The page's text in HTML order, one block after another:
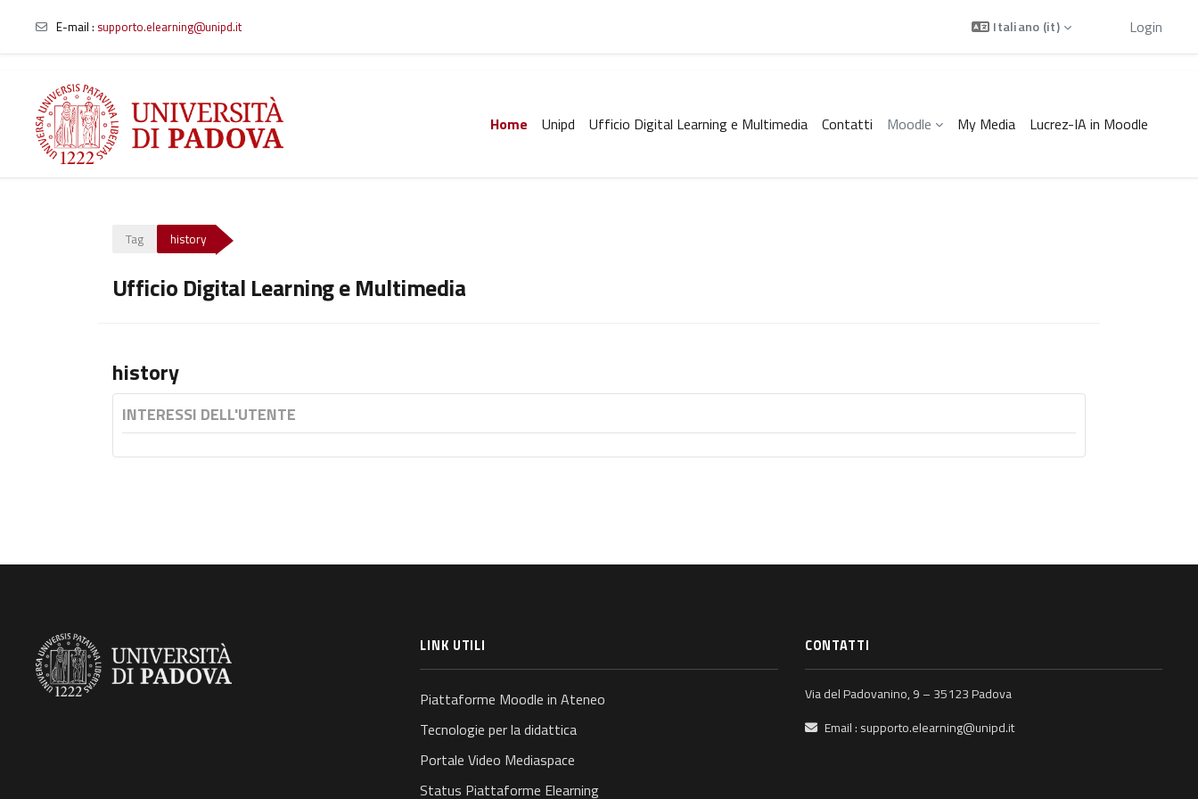
Vai al contenuto principale
E-mail : supporto.elearning@unipd.it Italiano ‎(it)‎ Login
Home Unipd Ufficio Digital Learning e Multimedia Contatti Moodle My Media Lucrez-IA in Moodle
Tag history
Ufficio Digital Learning e Multimedia
history
INTERESSI DELL'UTENTE
LINK UTILI
Piattaforme Moodle in Ateneo
Tecnologie per la didattica
Portale Video Mediaspace
Status Piattaforme Elearning
CONTATTI
Via del Padovanino, 9 – 35123 Padova
Email : supporto.elearning@unipd.it